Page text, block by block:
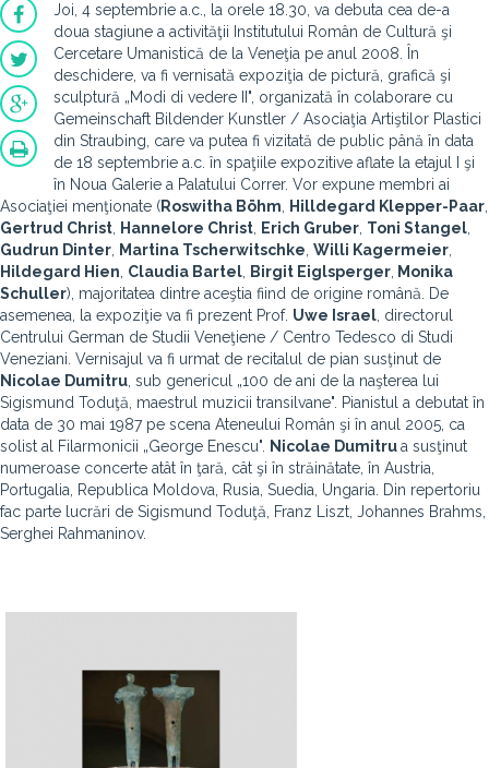
Joi, 4 septembrie a.c., la orele 18.30, va debuta cea de-a
doua stagiune a activităţii Institutului Român de Cultură şi
Cercetare Umanistică de la Veneţia pe anul 2008. În
deschidere, va fi vernisată expoziţia de pictură, grafică şi
sculptură „Modi di vedere II", organizată în colaborare cu
Gemeinschaft Bildender Kunstler / Asociaţia Artiştilor Plastici
din Straubing, care va putea fi vizitată de public până în data
de 18 septembrie a.c. în spaţiile expozitive aflate la etajul I şi
în Noua Galerie a Palatului Correr. Vor expune membri ai
Asociaţiei menţionate (Roswitha Böhm Hilldegard Klepper-Paar
Gertrud Christ
Hannelore Christ Erich Gruber Toni Stangel
Gudrun Dinter
Martina Tscherwitschke Willi Kagermeier
Hildegard Hien Claudia Bartel Birgit Eiglsperger Monika
Schuller), majoritatea dintre aceştia fiind de origine română. De
asemenea, la expoziţie va fi prezent Prof. Uwe Israel , directorul
Centrului German de Studii Veneţiene / Centro Tedesco di Studi
Veneziani. Vernisajul va fi urmat de recitalul de pian susţinut de
Nicolae Dumitru , sub genericul „100 de ani de la naşterea lui
Sigismund Toduţă, maestrul muzicii transilvane". Pianistul a debutat în
data de 30 mai 1987 pe scena Ateneului Român şi în anul 2005, ca
solist al Filarmonicii „George Enescu". Nicolae Dumitrua susţinut
numeroase concerte atât în ţară, cât şi în străinătate, în Austria,
Portugalia, Republica Moldova, Rusia, Suedia, Ungaria. Din repertoriu
fac parte lucrări de Sigismund Toduţă, Franz Liszt, Johannes Brahms,
Serghei Rahmaninov.